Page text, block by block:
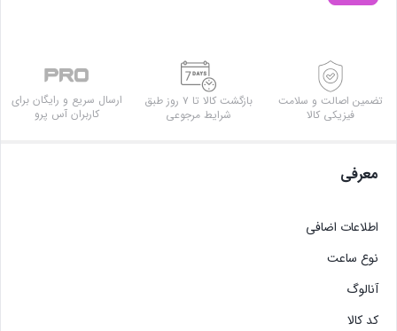
تضمین اصالت و سلامت
فیزیکی کالا
بازگشت کالا تا ۷ روز طبق
شرایط مرجوعی
ارسال سریع و رایگان برای
کاربران آس پرو
معرفی
اطلاعات اضافی
نوع ساعت
آنالوگ
کد کالا